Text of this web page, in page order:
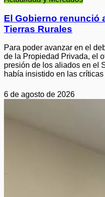
El Gobierno renunció
Tierras Rurales
Para poder avanzar en el
de la Propiedad Privada, el
presión de los aliados en el
había insistido en las
6 de agosto de 2026